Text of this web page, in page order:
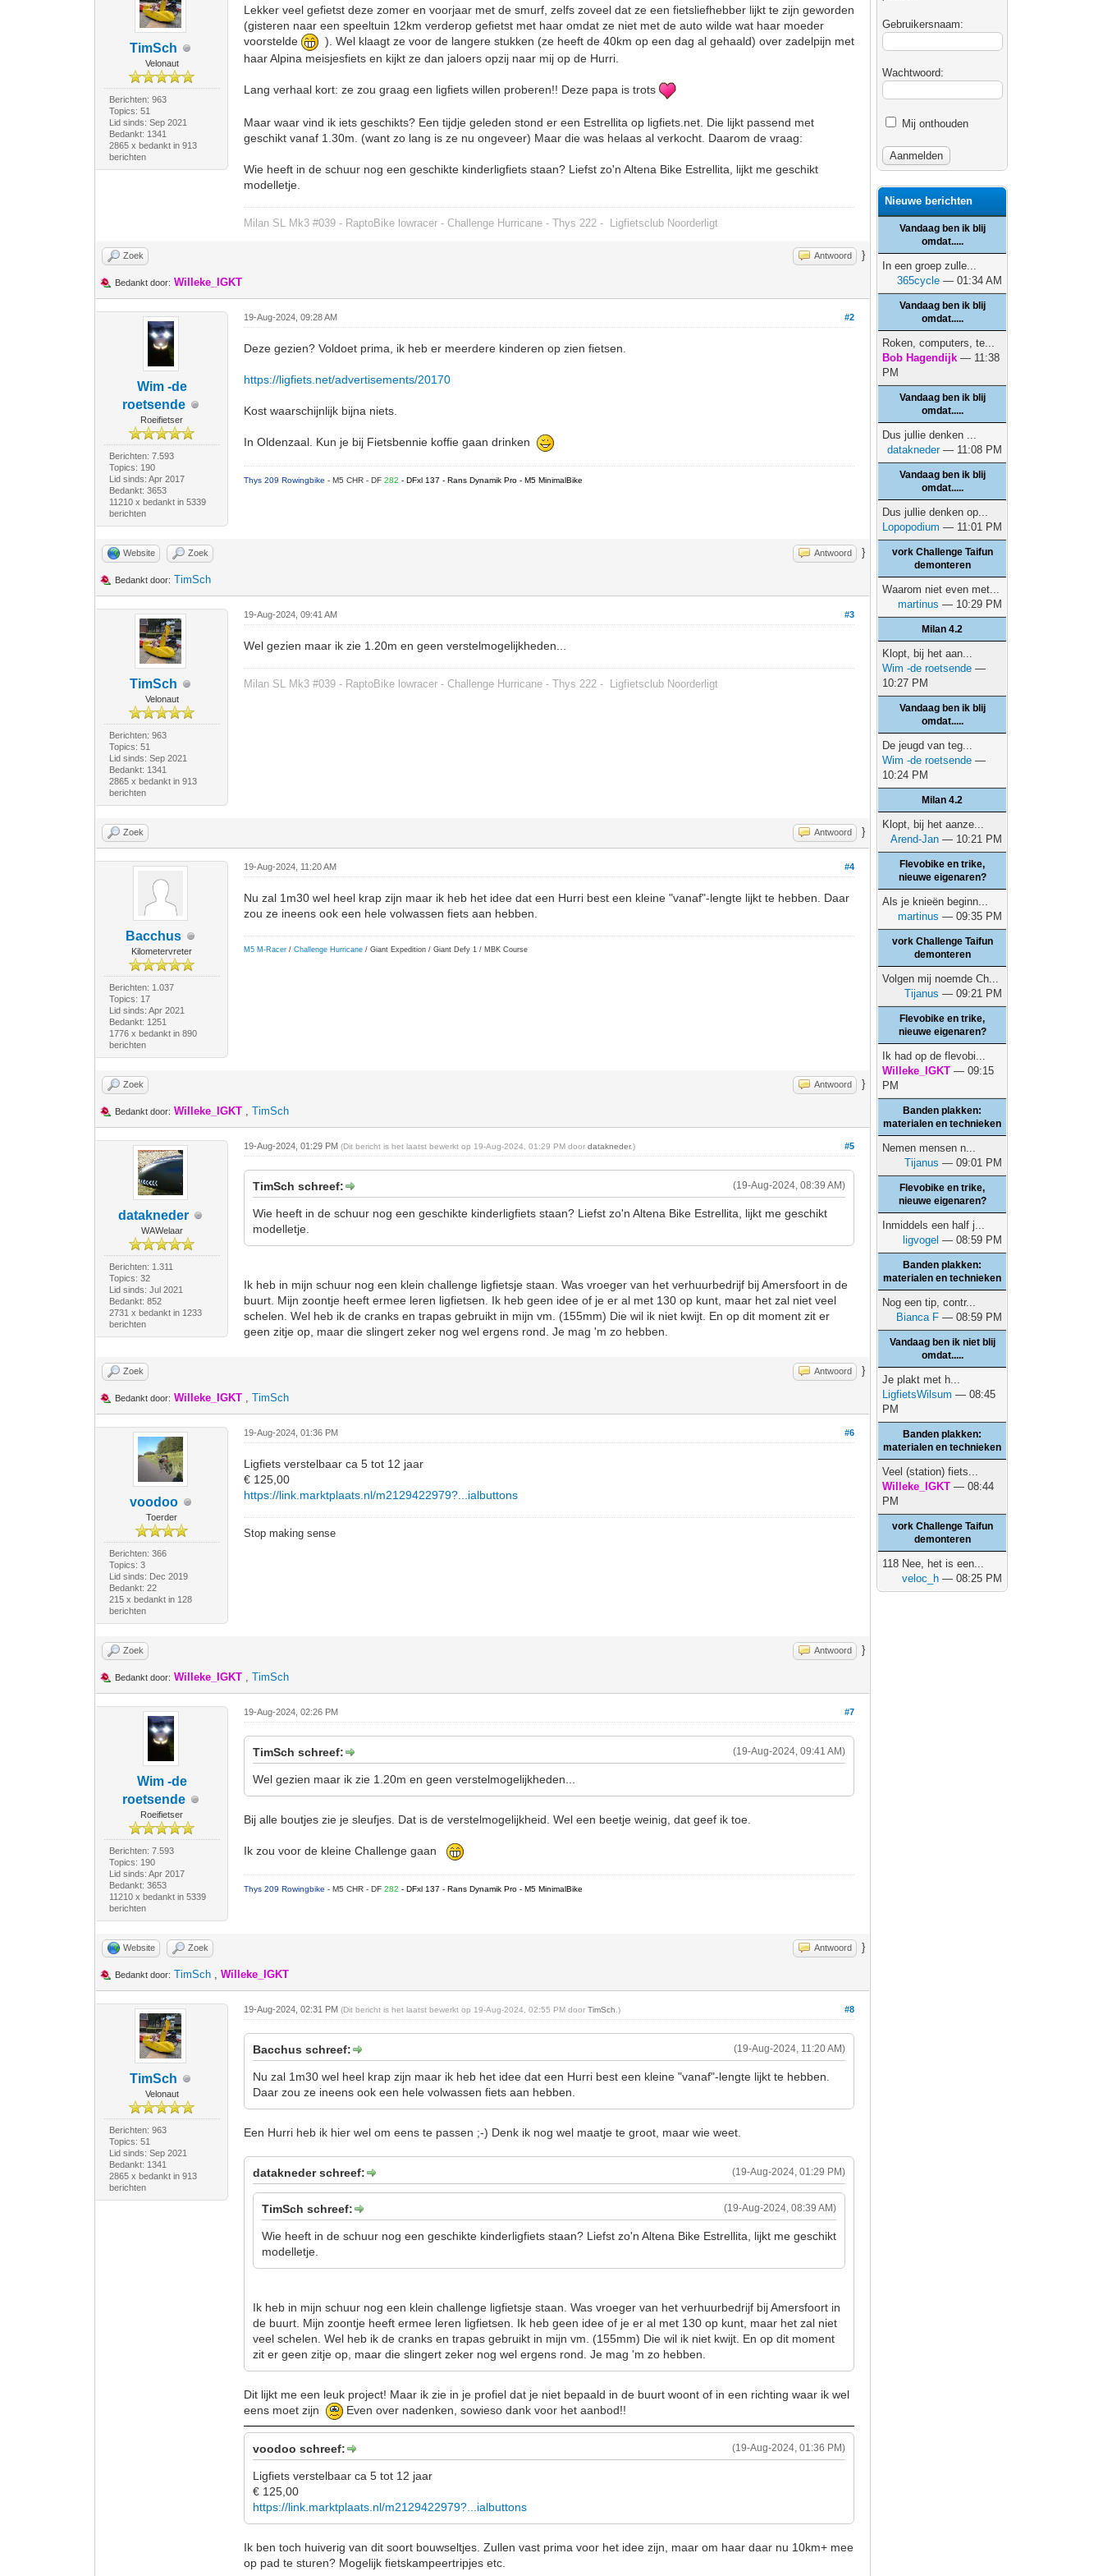
TimSch
Velonaut
Berichten: 963
Topics: 51
Lid sinds: Sep 2021
Bedankt: 1341
2865 x bedankt in 913
berichten
Lekker veel gefietst deze zomer en voorjaar met de smurf, zelfs zoveel dat ze een fietsliefhebber lijkt te zijn geworden
(gisteren naar een speeltuin 12km verderop gefietst met haar omdat ze niet met de auto wilde wat haar moeder
voorstelde
). Wel klaagt ze voor de langere stukken (ze heeft de 40km op een dag al gehaald) over zadelpijn met
haar Alpina meisjesfiets en kijkt ze dan jaloers opzij naar mij op de Hurri.
Lang verhaal kort: ze zou graag een ligfiets willen proberen!! Deze papa is trots
Maar waar vind ik iets geschikts? Een tijdje geleden stond er een Estrellita op ligfiets.net. Die lijkt passend met
geschikt vanaf 1.30m. (want zo lang is ze nu ongeveer) Maar die was helaas al verkocht. Daarom de vraag:
Wie heeft in de schuur nog een geschikte kinderligfiets staan? Liefst zo'n Altena Bike Estrellita, lijkt me geschikt
modelletje.
Milan SL Mk3 #039 - RaptoBike lowracer - Challenge Hurricane - Thys 222 - Ligfietsclub Noorderligt
Zoek Antwoord }
Bedankt door: Willeke_IGKT
Wim -de
roetsende
Roeifietser
Berichten: 7.593
Topics: 190
Lid sinds: Apr 2017
Bedankt: 3653
11210 x bedankt in 5339
berichten
#2
19-Aug-2024, 09:28 AM
Deze gezien? Voldoet prima, ik heb er meerdere kinderen op zien fietsen.
https://ligfiets.net/advertisements/20170
Kost waarschijnlijk bijna niets.
In Oldenzaal. Kun je bij Fietsbennie koffie gaan drinken
Thys 209 Rowingbike- M5 CHR - DF282- DFxl 137 - Rans Dynamik Pro - M5 MinimalBike
Website Zoek Antwoord }
Bedankt door: TimSch
TimSch
Velonaut
Berichten: 963
Topics: 51
Lid sinds: Sep 2021
Bedankt: 1341
2865 x bedankt in 913
berichten
#3
19-Aug-2024, 09:41 AM
Wel gezien maar ik zie 1.20m en geen verstelmogelijkheden...
Milan SL Mk3 #039 - RaptoBike lowracer - Challenge Hurricane - Thys 222 - Ligfietsclub Noorderligt
Zoek Antwoord }
Bacchus
Kilometervreter
Berichten: 1.037
Topics: 17
Lid sinds: Apr 2021
Bedankt: 1251
1776 x bedankt in 890
berichten
#4
19-Aug-2024, 11:20 AM
Nu zal 1m30 wel heel krap zijn maar ik heb het idee dat een Hurri best een kleine "vanaf"-lengte lijkt te hebben. Daar
zou ze ineens ook een hele volwassen fiets aan hebben.
M5 M-Racer /Challenge Hurricane / Giant Expedition / Giant Defy 1 / MBK Course
Zoek Antwoord }
Bedankt door: Willeke_IGKT ,TimSch
datakneder
WAWelaar
Berichten: 1.311
Topics: 32
Lid sinds: Jul 2021
Bedankt: 852
2731 x bedankt in 1233
berichten
#5
19-Aug-2024, 01:29 PM(Dit bericht is het laatst bewerkt op 19-Aug-2024, 01:29 PM doordatakneder.)
(19-Aug-2024, 08:39 AM)
TimSch schreef:
Wie heeft in de schuur nog een geschikte kinderligfiets staan? Liefst zo'n Altena Bike Estrellita, lijkt me geschikt
modelletje.
Ik heb in mijn schuur nog een klein challenge ligfietsje staan. Was vroeger van het verhuurbedrijf bij Amersfoort in de
buurt. Mijn zoontje heeft ermee leren ligfietsen. Ik heb geen idee of je er al met 130 op kunt, maar het zal niet veel
schelen. Wel heb ik de cranks en trapas gebruikt in mijn vm. (155mm) Die wil ik niet kwijt. En op dit moment zit er
geen zitje op, maar die slingert zeker nog wel ergens rond. Je mag 'm zo hebben.
Zoek Antwoord }
Bedankt door: Willeke_IGKT ,TimSch
voodoo
Toerder
Berichten: 366
Topics: 3
Lid sinds: Dec 2019
Bedankt: 22
215 x bedankt in 128
berichten
#6
19-Aug-2024, 01:36 PM
Ligfiets verstelbaar ca 5 tot 12 jaar
€ 125,00
https://link.marktplaats.nl/m2129422979?...ialbuttons
Stop making sense
Zoek Antwoord }
Bedankt door: Willeke_IGKT ,TimSch
Wim -de
roetsende
Roeifietser
Berichten: 7.593
Topics: 190
Lid sinds: Apr 2017
Bedankt: 3653
11210 x bedankt in 5339
berichten
#7
19-Aug-2024, 02:26 PM
(19-Aug-2024, 09:41 AM)
TimSch schreef:
Wel gezien maar ik zie 1.20m en geen verstelmogelijkheden...
Bij alle boutjes zie je sleufjes. Dat is de verstelmogelijkheid. Wel een beetje weinig, dat geef ik toe.
Ik zou voor de kleine Challenge gaan
Thys 209 Rowingbike- M5 CHR - DF282- DFxl 137 - Rans Dynamik Pro - M5 MinimalBike
Website Zoek Antwoord }
Bedankt door: TimSch ,Willeke_IGKT
TimSch
Velonaut
Berichten: 963
Topics: 51
Lid sinds: Sep 2021
Bedankt: 1341
2865 x bedankt in 913
berichten
#8
19-Aug-2024, 02:31 PM(Dit bericht is het laatst bewerkt op 19-Aug-2024, 02:55 PM doorTimSch .)
(19-Aug-2024, 11:20 AM)
Bacchus schreef:
Nu zal 1m30 wel heel krap zijn maar ik heb het idee dat een Hurri best een kleine "vanaf"-lengte lijkt te hebben.
Daar zou ze ineens ook een hele volwassen fiets aan hebben.
Een Hurri heb ik hier wel om eens te passen ;-) Denk ik nog wel maatje te groot, maar wie weet.
(19-Aug-2024, 01:29 PM)
datakneder schreef:
(19-Aug-2024, 08:39 AM)
TimSch schreef:
Wie heeft in de schuur nog een geschikte kinderligfiets staan? Liefst zo'n Altena Bike Estrellita, lijkt me geschikt
modelletje.
Ik heb in mijn schuur nog een klein challenge ligfietsje staan. Was vroeger van het verhuurbedrijf bij Amersfoort in
de buurt. Mijn zoontje heeft ermee leren ligfietsen. Ik heb geen idee of je er al met 130 op kunt, maar het zal niet
veel schelen. Wel heb ik de cranks en trapas gebruikt in mijn vm. (155mm) Die wil ik niet kwijt. En op dit moment
zit er geen zitje op, maar die slingert zeker nog wel ergens rond. Je mag 'm zo hebben.
Dit lijkt me een leuk project! Maar ik zie in je profiel dat je niet bepaald in de buurt woont of in een richting waar ik wel
eens moet zijn
Even over nadenken, sowieso dank voor het aanbod!!
(19-Aug-2024, 01:36 PM)
voodoo schreef:
Ligfiets verstelbaar ca 5 tot 12 jaar
€ 125,00
https://link.marktplaats.nl/m2129422979?...ialbuttons
Ik ben toch huiverig van dit soort bouwseltjes. Zullen vast prima voor het idee zijn, maar om haar daar nu 10km+ mee
op pad te sturen? Mogelijk fietskampeertripjes etc.
Gebruikersnaam:
Wachtwoord:
Mij onthouden
Nieuwe berichten
Vandaag ben ik blij
omdat.....
In een groep zulle...
365cycle — 01:34 AM
Vandaag ben ik blij
omdat.....
Roken, computers, te...
Bob Hagendijk — 11:38
PM
Vandaag ben ik blij
omdat.....
Dus jullie denken ...
datakneder— 11:08 PM
Vandaag ben ik blij
omdat.....
Dus jullie denken op...
Lopopodium — 11:01 PM
vork Challenge Taifun
demonteren
Waarom niet even met...
martinus — 10:29 PM
Milan 4.2
Klopt, bij het aan...
Wim -de roetsende —
10:27 PM
Vandaag ben ik blij
omdat.....
De jeugd van teg...
Wim -de roetsende —
10:24 PM
Milan 4.2
Klopt, bij het aanze...
Arend-Jan — 10:21 PM
Flevobike en trike,
nieuwe eigenaren?
Als je knieën beginn...
martinus — 09:35 PM
vork Challenge Taifun
demonteren
Volgen mij noemde Ch...
Tijanus — 09:21 PM
Flevobike en trike,
nieuwe eigenaren?
Ik had op de flevobi...
Willeke_IGKT — 09:15
PM
Banden plakken:
materialen en technieken
Nemen mensen n...
Tijanus — 09:01 PM
Flevobike en trike,
nieuwe eigenaren?
Inmiddels een half j...
ligvogel — 08:59 PM
Banden plakken:
materialen en technieken
Nog een tip, contr...
Bianca F — 08:59 PM
Vandaag ben ik niet blij
omdat.....
Je plakt met h...
LigfietsWilsum — 08:45
PM
Banden plakken:
materialen en technieken
Veel (station) fiets...
Willeke_IGKT — 08:44
PM
vork Challenge Taifun
demonteren
118 Nee, het is een...
veloc_h — 08:25 PM